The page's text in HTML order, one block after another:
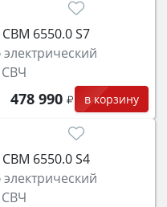
6550.0 S7
478 990 в корзину
6550.0 S4